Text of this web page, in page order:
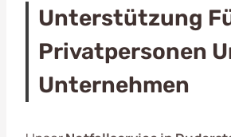
Unterstützung
Privatpersonen
Unternehmen